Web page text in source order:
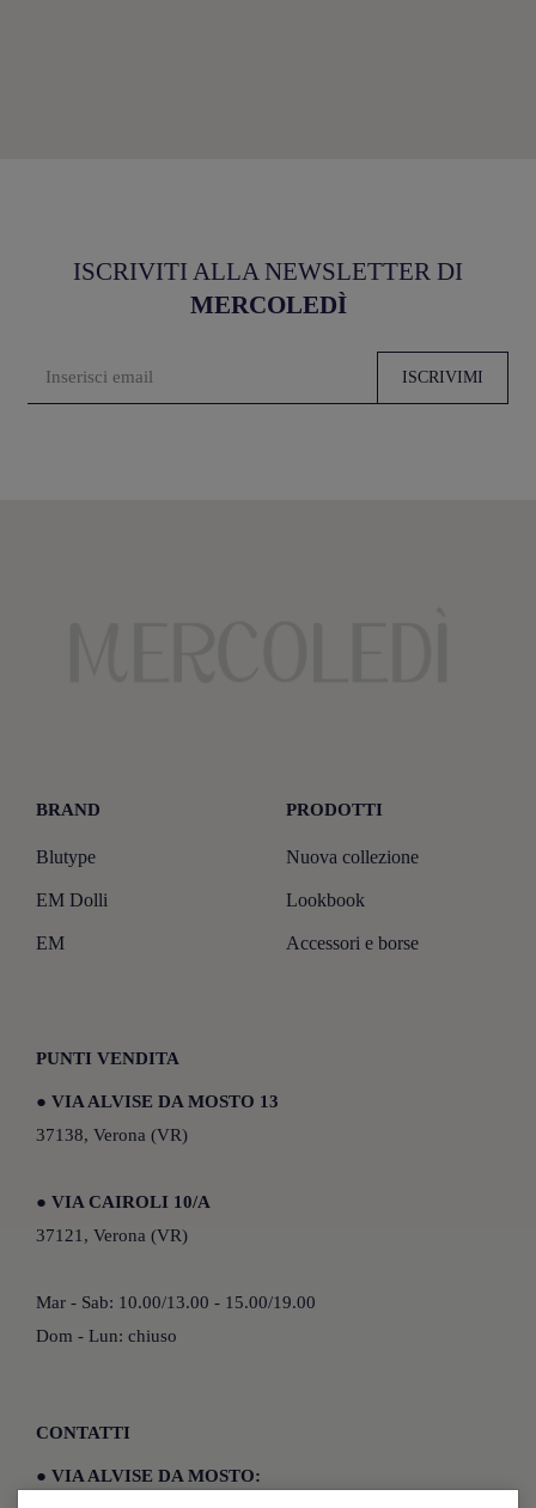
ISCRIVITI ALLA NEWSLETTER DI
MERCOLEDÌ
ISCRIVIMI
BRAND
Blutype
EM Dolli
EM
PRODOTTI
Nuova collezione
Lookbook
Accessori e borse
PUNTI VENDITA
● VIA ALVISE DA MOSTO 13
37138, Verona (VR)
● VIA CAIROLI 10/A
37121, Verona (VR)
Mar - Sab: 10.00/13.00 - 15.00/19.00
Dom - Lun: chiuso
CONTATTI
● VIA ALVISE DA MOSTO: